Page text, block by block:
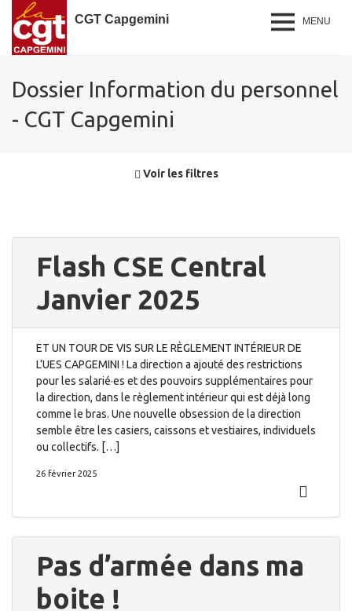
CGT Capgemini MENU
Dossier Information du personnel
- CGT Capgemini
Voir les filtres
Flash CSE Central
Janvier 2025
ET UN TOUR DE VIS SUR LE RÈGLEMENT INTÉRIEUR DE
L’UES CAPGEMINI ! La direction a ajouté des restrictions
pour les salarié·es et des pouvoirs supplémentaires pour
la direction, dans le règlement intérieur qui est déjà long
comme le bras. Une nouvelle obsession de la direction
semble être les casiers, caissons et vestiaires, individuels
ou collectifs. […]
26 février 2025
Pas d’armée dans ma
boite !